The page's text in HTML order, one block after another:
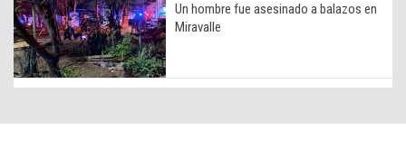
Un hombre fue asesinado a balazos en
Miravalle